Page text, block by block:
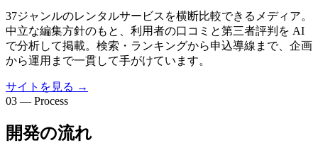
37ジャンルのレンタルサービスを横断比較できるメディア。
中立な編集方針のもと、利用者の口コミと第三者評判を AI
で分析して掲載。検索・ランキングから申込導線まで、企画
から運用まで一貫して手がけています。
サイトを見る →
03 — Process
開発の流れ